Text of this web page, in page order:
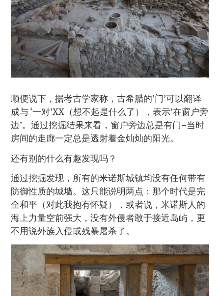
顺便说下，据考古学家称，古希腊的’门’可以翻译
成与 ‘一对’XX（想不起是什么了），表示’在窗户旁
边’。通过挖掘结果来看，窗户旁边总是有门–当时
房间的走廊一定总是透射着金灿灿的阳光。
还有别的什么有趣发现吗？
通过挖掘发现，所有的米诺斯城镇均没有任何带有
防御性质的城墙。这只能说明两点：那个时代是完
全和平（对此我抱有怀疑），或者说，米诺斯人的
海上力量空前强大，没有外侵者敢于接近岛屿，更
不用说外族入侵或残暴屠杀了。